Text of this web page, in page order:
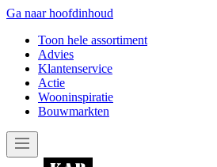
Ga naar hoofdinhoud
Toon hele assortiment
Advies
Klantenservice
Actie
Wooninspiratie
Bouwmarkten